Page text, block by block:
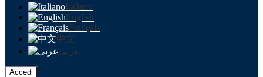
Italiano
English
Français
中文
عربى
Accedi